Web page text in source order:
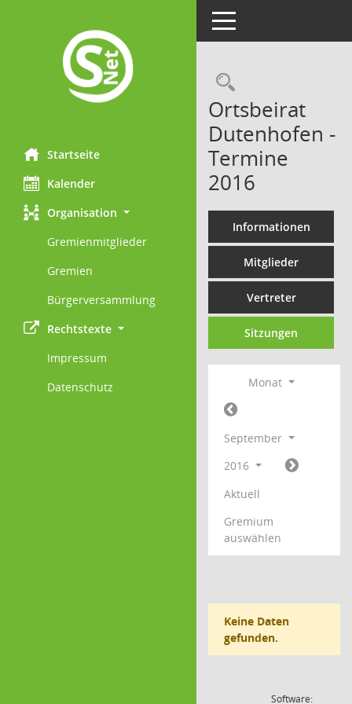
Startseite
Kalender
Organisation
Gremienmitglieder
Gremien
Bürgerversammlung
Rechtstexte
Impressum
Datenschutz
Toggle navigation
Ortsbeirat
Dutenhofen -
Termine
2016
Informationen
Mitglieder
Vertreter
Sitzungen
Monat
September
2016
Aktuell
Gremium
auswählen
Keine Daten
gefunden.
Software: